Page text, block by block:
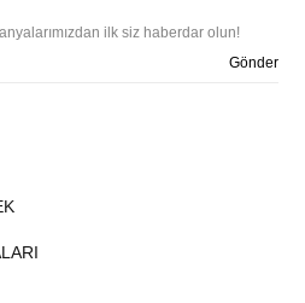
ilk siz haberdar olun!
Gönder